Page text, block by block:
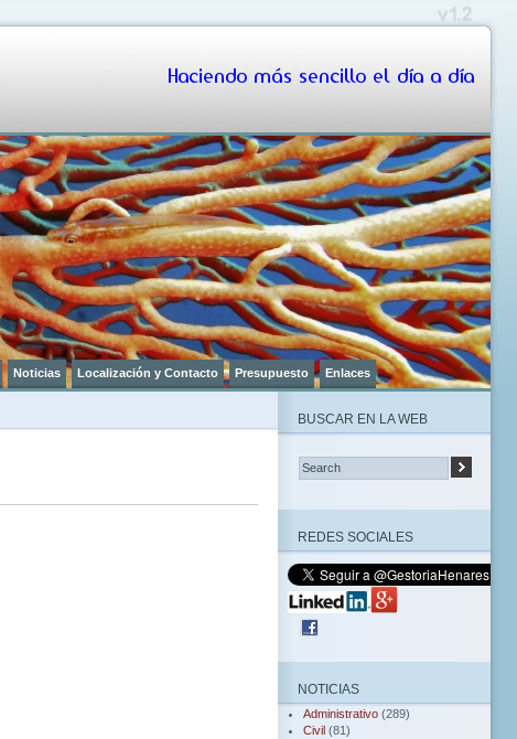
Haciendo más sencillo el día a día
Noticias Localización y Contacto Presupuesto Enlaces
BUSCAR EN LA WEB
REDES SOCIALES
NOTICIAS
Administrativo (289)
Civil (81)